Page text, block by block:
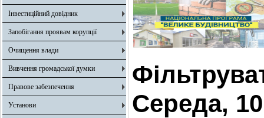
Інвестиційний довідник
Запобігання проявам корупції
Очищення влади
Вивчення громадської думки
Правове забезпечення
Установи
Середа,